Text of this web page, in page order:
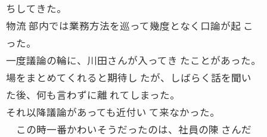
ちしてきた。
物流 部内では業務方法を巡って幾度となく口論が起 こ
った。
一度議論の輪に、川田さんが入ってき たことがあった。
場をまとめてくれると期待し たが、しばらく話を聞い
た後、何も言わずに離 れてしまった。
それ以降議論があっても近付い て来なかった。
この時一番かわいそうだったのは、社員の陳 さんだ